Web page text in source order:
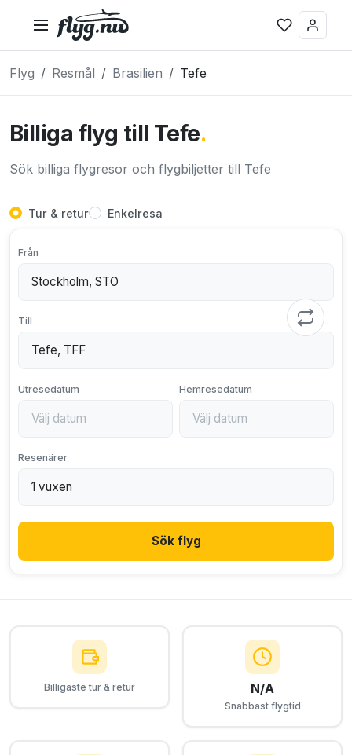
Flyg Resmål Brasilien Tefe
Billiga flyg till Tefe.
Sök billiga flygresor och flygbiljetter till Tefe
Tur & retur Enkelresa
Från
Till
Utresedatum Hemresedatum
Resenärer
Sök flyg
Billigaste tur & retur N/A
Snabbast flygtid